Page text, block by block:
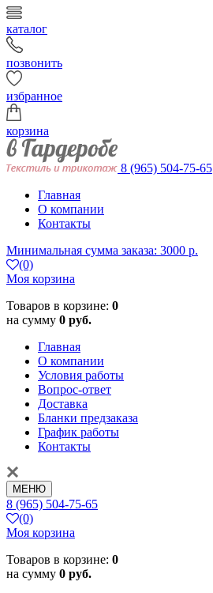
каталог
позвонить
избранное
корзина
8 (965) 504-75-65
Главная
О компании
Контакты
Минимальная сумма заказа: 3000 р.
(0)
Моя корзина
Товаров в корзине: 0
на сумму 0 руб.
Главная
О компании
Условия работы
Вопрос-ответ
Доставка
Бланки предзаказа
График работы
Контакты
МЕНЮ
8 (965) 504-75-65
(0)
Моя корзина
Товаров в корзине: 0
на сумму 0 руб.